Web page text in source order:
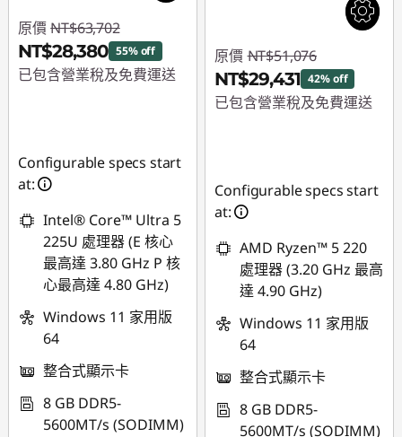
原價 NT$63,702
NT$28,380 55% off
已包含營業稅及免費運送
Configurable specs start
at:
Intel® Core™ Ultra 5
225U 處理器 (E 核心
最高達 3.80 GHz P 核
心最高達 4.80 GHz)
Windows 11 家用版
64
整合式顯示卡
8 GB DDR5-
5600MT/s (SODIMM)
原價 NT$51,076
NT$29,431 42% off
已包含營業稅及免費運送
Configurable specs start
at:
AMD Ryzen™ 5 220
處理器 (3.20 GHz 最高
達 4.90 GHz)
Windows 11 家用版
64
整合式顯示卡
8 GB DDR5-
5600MT/s (SODIMM)